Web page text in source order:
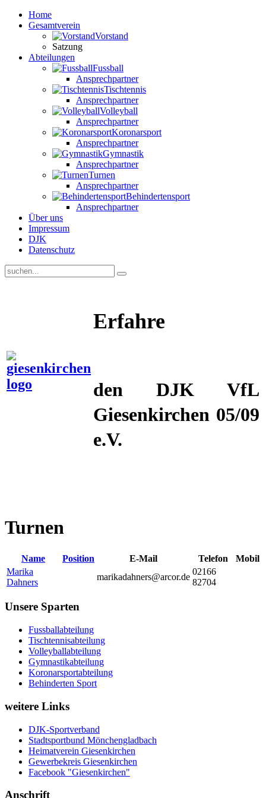
Home
Gesamtverein
Vorstand
Satzung
Abteilungen
Fussball
Ansprechpartner
Tischtennis
Ansprechpartner
Volleyball
Ansprechpartner
Koronarsport
Ansprechpartner
Gymnastik
Ansprechpartner
Turnen
Ansprechpartner
Behindertensport
Ansprechpartner
Über uns
Impressum
DJK
Datenschutz
Erfahre
den DJK VfL
Giesenkirchen 05/09
e.V.
Turnen
Name Position E-Mail Telefon
Mobil
Marika
Dahners
marikadahners@arcor.de
02166
82704
Unsere Sparten
Fussballabteilung
Tischtennisabteilung
Volleyballabteilung
Gymnastikabteilung
Koronarsportabteilung
Behinderten Sport
weitere Links
DJK-Sportverband
Stadtsportbund Mönchengladbach
Heimatverein Giesenkirchen
Gewerbekreis Giesenkirchen
Facebook "Giesenkirchen"
Anschrift